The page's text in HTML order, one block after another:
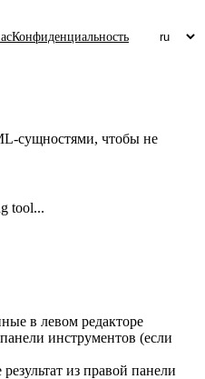
Конфиденциальность
чтобы не
tool...
в левом редакторе
инструментов (если
из правой панели